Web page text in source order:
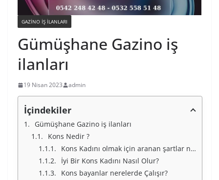
GAZINO IŞ ILANLARI
Gümüşhane Gazino iş
ilanları
19 Nisan 2023 admin
İçindekiler
Gümüşhane Gazino iş ilanları
Kons Nedir ?
Kons Kadını olmak için aranan şartlar nelerdir ?
İyi Bir Kons Kadını Nasıl Olur?
Kons bayanlar nerelerde Çalışır?